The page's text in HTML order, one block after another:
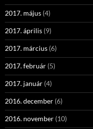
2017. május (4)
2017. április (9)
2017. március (6)
2017. február (5)
2017. január (4)
2016. december (6)
2016. november (10)